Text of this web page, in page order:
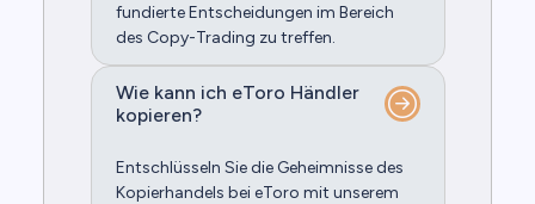
fundierte Entscheidungen im Bereich
des Copy-Trading zu treffen.
Wie kann ich eToro Händler
kopieren?
Entschlüsseln Sie die Geheimnisse des
Kopierhandels bei eToro mit unserem